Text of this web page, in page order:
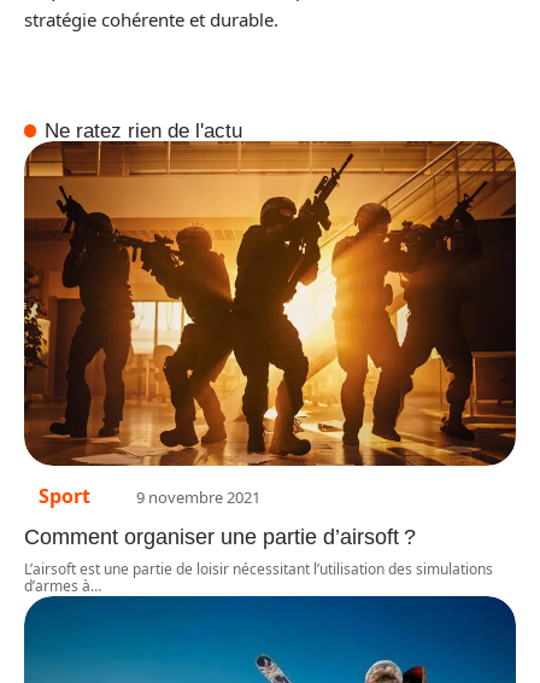
stratégie cohérente et durable.
Ne ratez rien de l'actu
Sport 9 novembre 2021
Comment organiser une partie d’airsoft ?
L’airsoft est une partie de loisir nécessitant l’utilisation des simulations
d’armes à…